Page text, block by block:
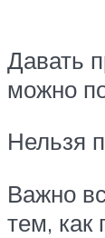
Давать
можно
Нельзя
Важно
тем, как